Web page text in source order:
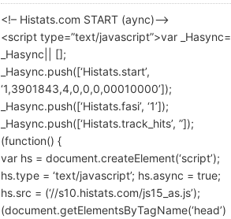
<!– Histats.com START (aync)–>
<script type=”text/javascript”>var _Hasync=
_Hasync|| [];
_Hasync.push([‘Histats.start’,
‘1,3901843,4,0,0,0,00010000’]);
_Hasync.push([‘Histats.fasi’, ‘1’]);
_Hasync.push([‘Histats.track_hits’, ”]);
(function() {
var hs = document.createElement(‘script’);
hs.type = ‘text/javascript’; hs.async = true;
hs.src = (‘//s10.histats.com/js15_as.js’);
(document.getElementsByTagName(‘head’)